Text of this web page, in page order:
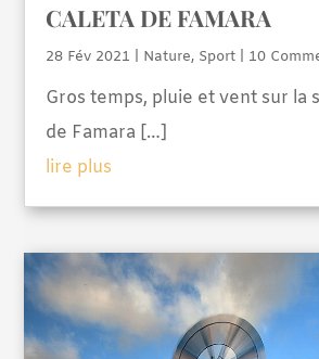
CALETA DE FAMARA
28 Fév 2021 Nature, Sport | 10
Gros temps, pluie et vent sur la
de Famara […]
lire plus